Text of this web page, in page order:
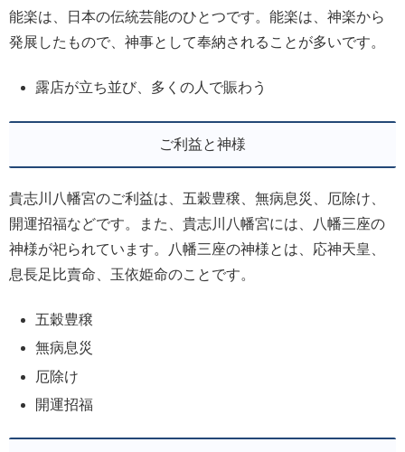
能楽は、日本の伝統芸能のひとつです。能楽は、神楽から
発展したもので、神事として奉納されることが多いです。
露店が立ち並び、多くの人で賑わう
ご利益と神様
貴志川八幡宮のご利益は、五穀豊穣、無病息災、厄除け、
開運招福などです。また、貴志川八幡宮には、八幡三座の
神様が祀られています。八幡三座の神様とは、応神天皇、
息長足比賣命、玉依姫命のことです。
五穀豊穣
無病息災
厄除け
開運招福